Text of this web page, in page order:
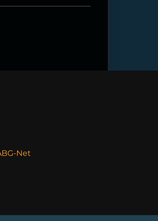
Net